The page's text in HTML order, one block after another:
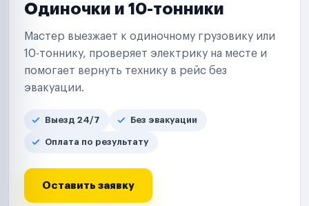
Одиночки и 10-тонники
Мастер выезжает к одиночному грузовику или
10-тоннику, проверяет электрику на месте и
помогает вернуть технику в рейс без
эвакуации.
Выезд 24/7 Без эвакуации
Оплата по результату
Оставить заявку